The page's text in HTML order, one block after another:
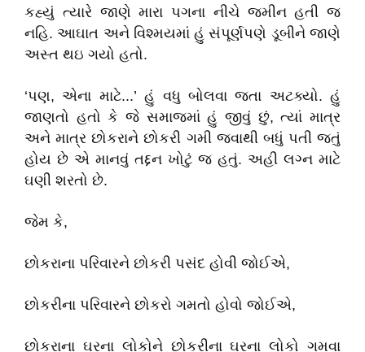
કહ્યું ત્યારે જાણે મારા પગના નીચે જમીન હતી જ
નહિ. આઘાત અને વિશ્મયમાં હું સંપૂર્ણપણે ડૂબીને જાણે
અસ્ત થઇ ગયો હતો.
‘પણ, એના માટે...’ હું વધુ બોલવા જતા અટક્યો. હું
જાણતો હતો કે જે સમાજમાં હું જીવું છું, ત્યાં માત્ર
અને માત્ર છોકરાને છોકરી ગમી જવાથી બધું પતી જતું
હોય છે એ માનવું તદ્દન ખોટું જ હતું. અહી લગ્ન માટે
ઘણી શરતો છે.
જેમ કે,
છોકરાના પરિવારને છોકરી પસંદ હોવી જોઈએ,
છોકરીના પરિવારને છોકરો ગમતો હોવો જોઈએ,
છોકરાના ઘરના લોકોને છોકરીના ઘરના લોકો ગમવા